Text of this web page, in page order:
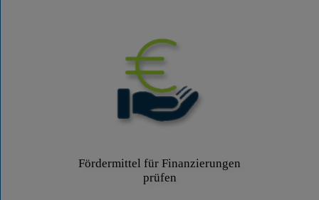
Fördermittel für Finanzierungen
prüfen